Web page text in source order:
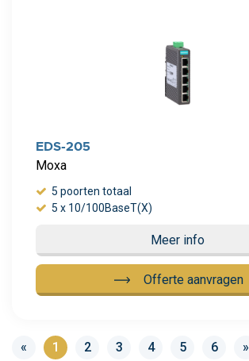
EDS-205
Moxa
5 poorten totaal
5 x 10/100BaseT(X)
Meer info
Offerte aanvragen
« 1 2 3 4 5 6 »